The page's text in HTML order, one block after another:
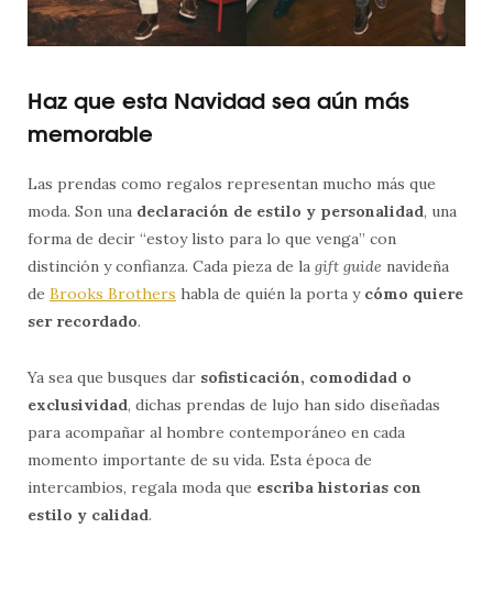
Haz que esta Navidad sea aún más
memorable
Las prendas como regalos representan mucho más que
moda. Son una declaración de estilo y personalidad, una
forma de decir “estoy listo para lo que venga” con
distinción y confianza. Cada pieza de la gift guide navideña
de Brooks Brothers habla de quién la porta y cómo quiere
ser recordado.
Ya sea que busques dar sofisticación, comodidad o
exclusividad, dichas prendas de lujo han sido diseñadas
para acompañar al hombre contemporáneo en cada
momento importante de su vida. Esta época de
intercambios, regala moda que escriba historias con
estilo y calidad.